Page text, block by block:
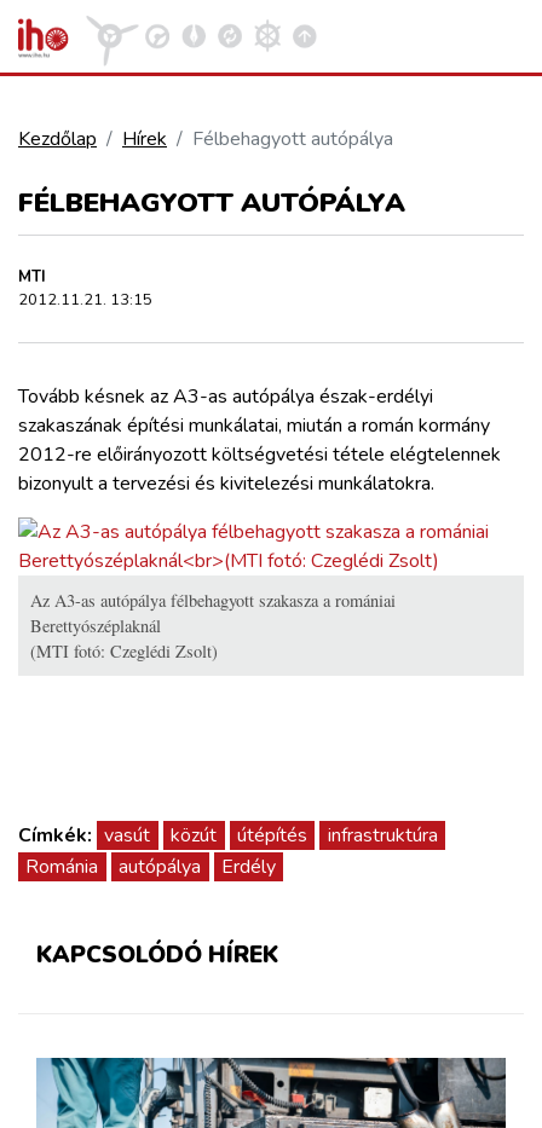
VASÚT
KÖZLEKEDÉSFEJLESZTÉS
ELLÁTÁSI LÁNC
ZÖLDÚT
HAJÓZÁS
WEBSHOP
Kezdőlap Hírek Félbehagyott autópálya
FÉLBEHAGYOTT AUTÓPÁLYA
MTI
2012.11.21. 13:15
Tovább késnek az A3-as autópálya észak-erdélyi
szakaszának építési munkálatai, miután a román kormány
2012-re előirányozott költségvetési tétele elégtelennek
bizonyult a tervezési és kivitelezési munkálatokra.
Az A3-as autópálya félbehagyott szakasza a romániai
Berettyószéplaknál
(MTI fotó: Czeglédi Zsolt)
Címkék: vasút közút útépítés
infrastruktúra
Románia
autópálya Erdély
KAPCSOLÓDÓ HÍREK